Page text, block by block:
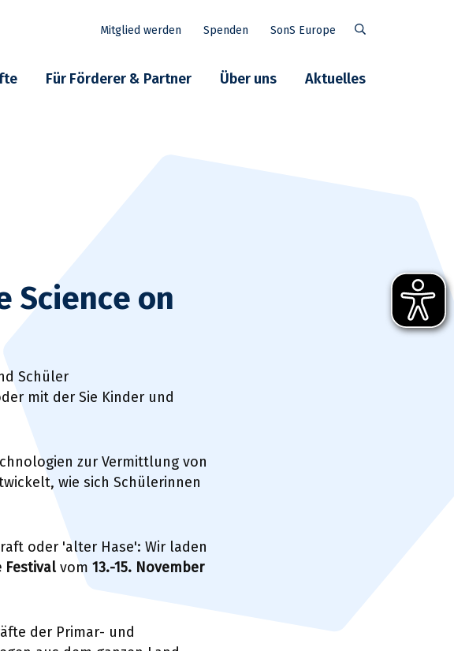
Suche
Für Förderer & Partner Über uns Aktuelles
Mitglied werden Spenden SonS Europe
Science on
Schüler
mit der Sie Kinder und
zur Vermittlung von
wie sich Schülerinnen
oder 'alter Hase': Wir laden
Festival vom 13.-15. November
der Primar- und